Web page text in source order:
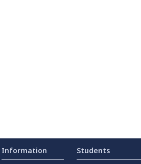
Information Students